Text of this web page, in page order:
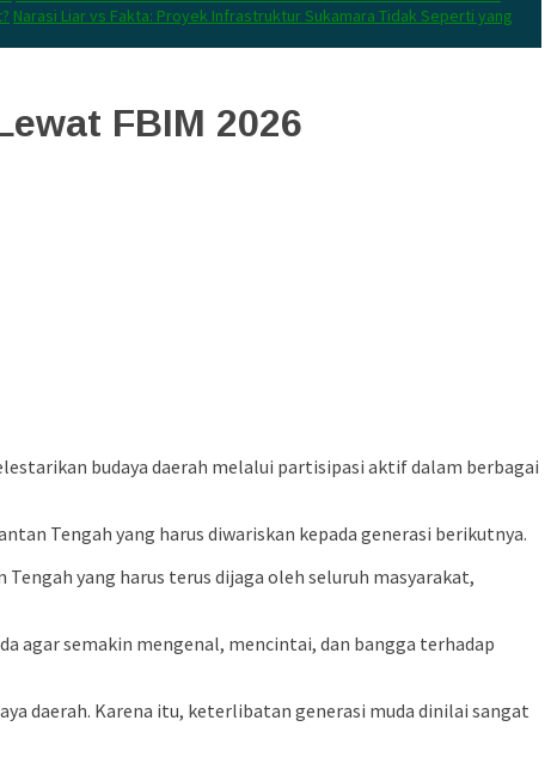
Narasi Liar vs Fakta: Proyek Infrastruktur Sukamara Tidak Seperti yang
FBIM 2026
budaya daerah melalui partisipasi aktif dalam berbagai
Tengah yang harus diwariskan kepada generasi berikutnya.
yang harus terus dijaga oleh seluruh masyarakat,
agar semakin mengenal, mencintai, dan bangga terhadap
daerah. Karena itu, keterlibatan generasi muda dinilai sangat